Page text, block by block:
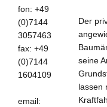
fon: +49
(0)7144
3057463
fax: +49
(0)7144
1604109
email:
Der
seine
lassen